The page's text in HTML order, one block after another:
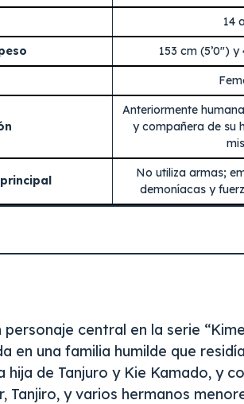
14
153 cm (5’0″)
Anteriormente
y compañera de su
No utiliza armas;
demoníacas y
central en la serie
en una familia humilde que
hija de Tanjuro y Kie Kamado, y
Tanjiro, y varios hermanos